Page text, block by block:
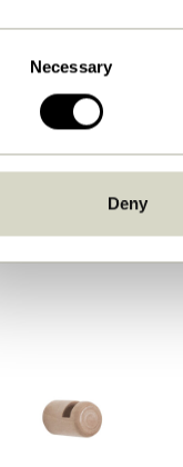
Necessary
Deny